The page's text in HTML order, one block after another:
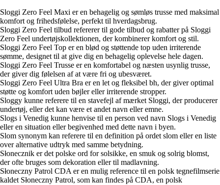
Sloggi Zero Feel Maxi er en behagelig og sømløs trusse med maksimal
komfort og frihedsfølelse, perfekt til hverdagsbrug.
Sloggi Zero Feel tilbud refererer til gode tilbud og rabatter på Sloggi
Zero Feel undertøjskollektionen, der kombinerer komfort og stil.
Sloggi Zero Feel Top er en blød og støttende top uden irriterende
sømme, designet til at give dig en behagelig oplevelse hele dagen.
Sloggi Zero Feel Trusse er en komfortabel og næsten usynlig trusse,
der giver dig følelsen af at være fri og ubesværet.
Sloggi Zero Feel Ultra Bra er en let og fleksibel bh, der giver optimal
støtte og komfort uden bøjler eller irriterende stropper.
Sloggy kunne referere til en stavefejl af mærket Sloggi, der producerer
undertøj, eller det kan være et andet navn eller emne.
Slogs i Venedig kunne henvise til en person ved navn Slogs i Venedig
eller en situation eller begivenhed med dette navn i byen.
Slom synonym kan referere til en definition på ordet slom eller en liste
over alternative udtryk med samme betydning.
Słonecznik er det polske ord for solsikke, en smuk og solrig blomst,
der ofte bruges som dekoration eller til madlavning.
Słoneczny Patrol CDA er en mulig reference til en polsk tegnefilmserie
kaldet Słoneczny Patrol, som kan findes på CDA, en polsk